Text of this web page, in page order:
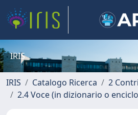
IRIS
IRIS Catalogo Ricerca
2
2.4 Voce (in dizionario o